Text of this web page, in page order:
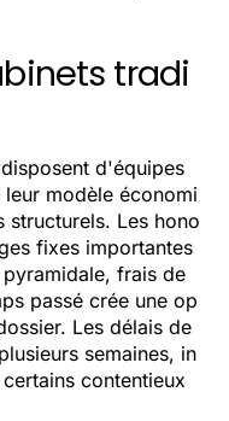
tradi
d'équipes
modèle économi
structurels. Les hono
fixes importantes
frais de
passé crée une op
Les délais de
semaines, in
contentieux